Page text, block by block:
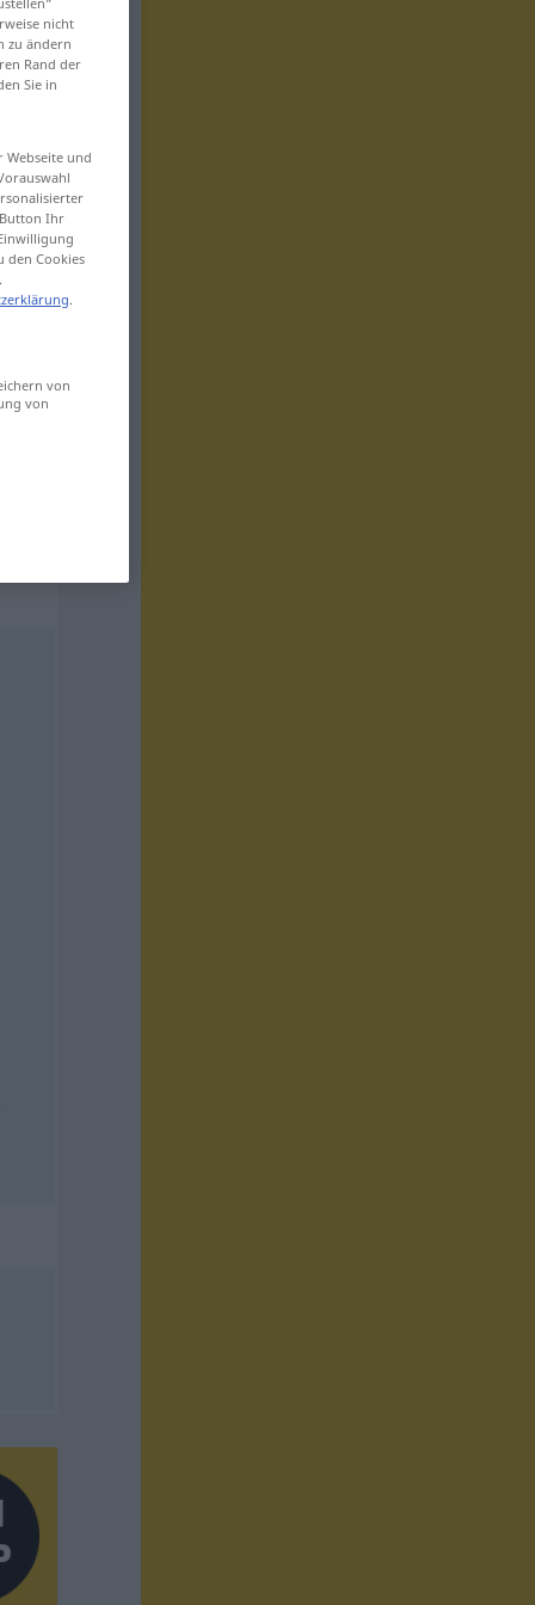
nicht
zu ändern
Rand der
Sie in
und
Ihr
den Cookies
.
von
von